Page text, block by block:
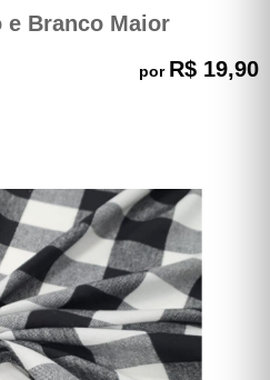
e Branco Maior
por R$ 19,90